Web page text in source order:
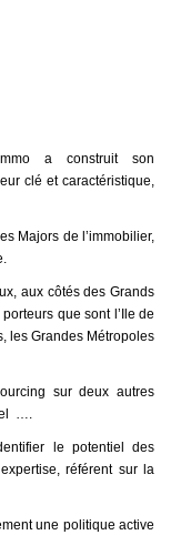
a construit son
clé et caractéristique,
Majors de l’immobilier,
aux côtés des Grands
que sont l’Ile de
les Grandes Métropoles
sur deux autres
….
le potentiel des
référent sur la
une politique active